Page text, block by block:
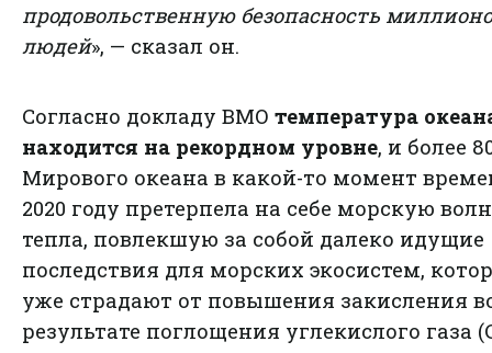
продовольственную безопасность
людей», — сказал он.
Согласно докладу ВМО температура
находится на рекордном уровне, и более
Мирового океана в какой-то момент
2020 году претерпела на себе морскую
тепла, повлекшую за собой далеко идущие
последствия для морских экосистем,
уже страдают от повышения закисления
результате поглощения углекислого газа